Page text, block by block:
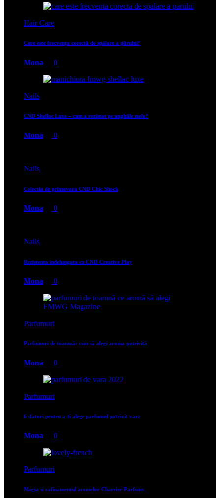
Hair Care
Care este frecvența corectă de spălare a părului?
Mona 0
Nails
CND Shellac Luxe – cum a rezistat pe unghiile mele?
Mona 0
Nails
Colectia de primavara CND Chic Shock
Mona 0
Nails
Rezistenta indelungata cu CND Creative Play
Mona 0
Parfumuri
Parfumuri de toamnă: cum să alegi aroma potrivită
Mona 0
Parfumuri
6 sfaturi pentru a-ți alege parfumul potrivit vara
Mona 0
Parfumuri
Magia si rafinamentul aromelor Charrier Parfums